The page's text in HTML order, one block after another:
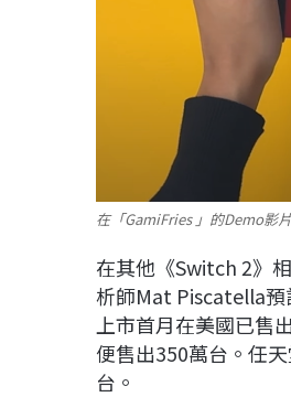
在「GamiFries 」的Demo影
在其他《Switch 2》
析師Mat Piscatella
上市首月在美國已售
便售出350萬台。任
台。